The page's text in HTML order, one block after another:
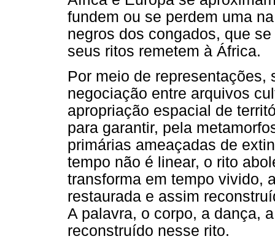
fundem ou se perdem uma
negros dos congados, que
seus ritos remetem à África.
Por meio de
negociação entre arquivos
apropriação espacial de
para garantir, pela
primárias ameaçadas de
tempo não é linear, o rito
transforma em tempo vivido,
restaurada e assim
A palavra, o corpo, a dança,
reconstruído nesse rito.